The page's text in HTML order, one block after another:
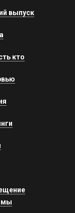
выпуск
кто